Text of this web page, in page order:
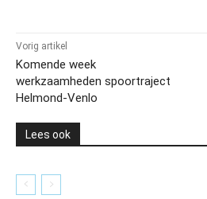
Vorig artikel
Komende week
werkzaamheden spoortraject
Helmond-Venlo
Lees ook